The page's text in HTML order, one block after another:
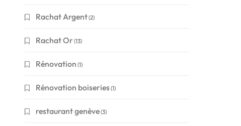
Rachat Argent(2)
Rachat Or(13)
Rénovation (1)
Rénovation boiseries(1)
restaurant genève(3)